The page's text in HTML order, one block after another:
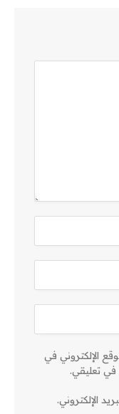
الإلكتروني في
في تعليقي.
الإلكتروني.